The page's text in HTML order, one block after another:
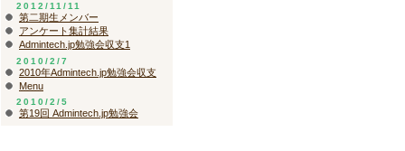
2012/11/11
第二期生メンバー
アンケート集計結果
Admintech.jp勉強会収支1
2010/2/7
2010年Admintech.jp勉強会収支
Menu
2010/2/5
第19回 Admintech.jp勉強会